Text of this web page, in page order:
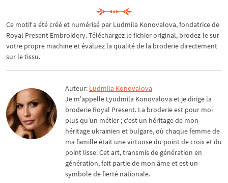
Ce motif a été créé et numérisé par Ludmila Konovalova, fondatrice de
Royal Present Embroidery. Téléchargez le fichier original, brodez-le sur
votre propre machine et évaluez la qualité de la broderie directement
sur le tissu.
Auteur: Ludmila Konovalova
Je m'appelle Lyudmila Konovalova et je dirige la
broderie Royal Present. La broderie est pour moi
plus qu’un métier ; c'est un héritage de mon
héritage ukrainien et bulgare, où chaque femme de
ma famille était une virtuose du point de croix et du
point lisse. Cet art, transmis de génération en
génération, fait partie de mon âme et est un
symbole de fierté nationale.